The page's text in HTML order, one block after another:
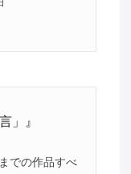
」』
での作品すべ